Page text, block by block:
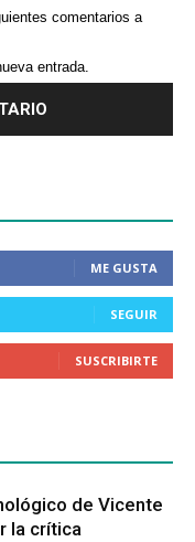
comentarios a
entrada.
ME GUSTA
SEGUIR
SUSCRIBIRTE
de Vicente
la crítica